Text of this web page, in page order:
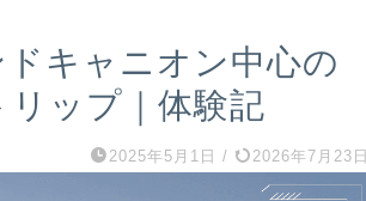
ドキャニオン中心の
ップ｜体験記
2025年5月1日 / 2026年7月23日